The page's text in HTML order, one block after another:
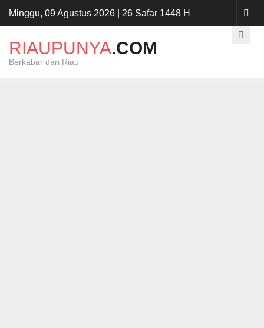
Minggu, 09 Agustus 2026 | 26 Safar 1448 H
RIAUPUNYA.COM
Berkabar dari Riau